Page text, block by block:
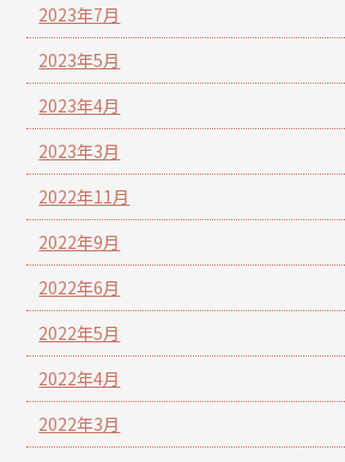
2023年7月
2023年5月
2023年4月
2023年3月
2022年11月
2022年9月
2022年6月
2022年5月
2022年4月
2022年3月